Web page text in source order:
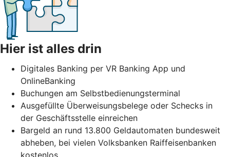
Hier ist alles drin
Digitales Banking per VR Banking App und
OnlineBanking
Buchungen am Selbstbedienungsterminal
Ausgefüllte Überweisungsbelege oder Schecks in
der Geschäftsstelle einreichen
Bargeld an rund 13.800 Geldautomaten bundesweit
abheben, bei vielen Volksbanken Raiffeisenbanken
kostenlos